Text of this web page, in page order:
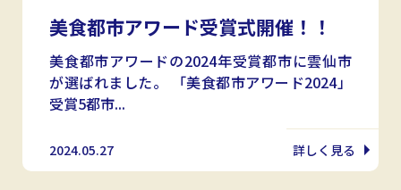
美食都市アワード受賞式開催！！
美食都市アワードの2024年受賞都市に雲仙市
が選ばれました。 「美食都市アワード2024」
受賞5都市...
2024.05.27 詳しく見る